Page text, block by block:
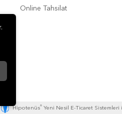
Online Tahsilat
Hipotenüs® Yeni Nesil E-Ticaret Sistemleri